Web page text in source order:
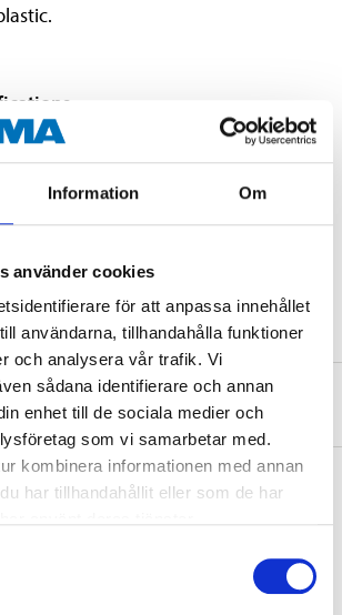
Information Om
använder cookies
för att anpassa innehållet
användarna, tillhandahålla funktioner
och analysera vår trafik. Vi
sådana identifierare och annan
enhet till de sociala medier och
som vi samarbetar med.
kombinera informationen med annan
har tillhandahållit eller som de har
1,5 "
38 mm
10 m
local store within 2 hours! For more information